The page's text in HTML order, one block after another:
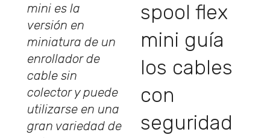
mini es la
versión en
miniatura de un
enrollador de
cable sin
colector y puede
utilizarse en una
gran variedad de
spool flex
mini guía
los cables
con
seguridad